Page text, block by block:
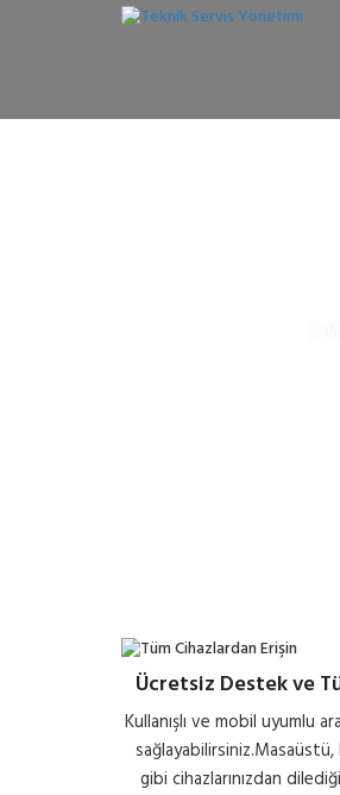
Ücretsiz Destek ve
Kullanışlı ve mobil uyumlu
gibi cihazlarınızdan